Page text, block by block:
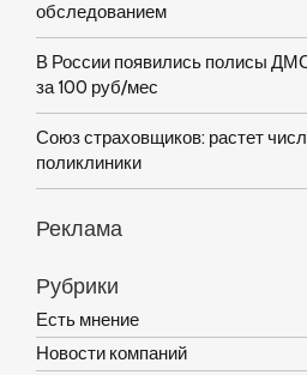
обследованием
В России появились полисы
за 100 руб/мес
Союз страховщиков: растет
поликлиники
Реклама
Рубрики
Есть мнение
Новости компаний